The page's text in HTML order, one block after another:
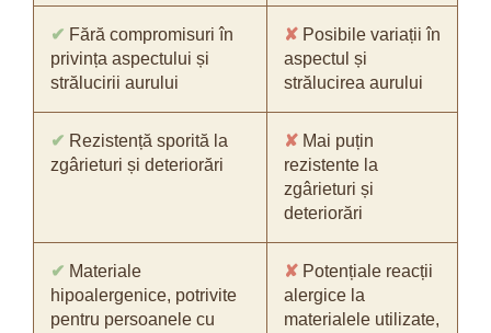
✔ Fără compromisuri în
privința aspectului și
strălucirii aurului
✘ Posibile variații în
aspectul și
strălucirea aurului
✔ Rezistență sporită la
zgârieturi și deteriorări
✘ Mai puțin
rezistente la
zgârieturi și
deteriorări
✔ Materiale
hipoalergenice, potrivite
pentru persoanele cu
✘ Potențiale reacții
alergice la
materialele utilizate,